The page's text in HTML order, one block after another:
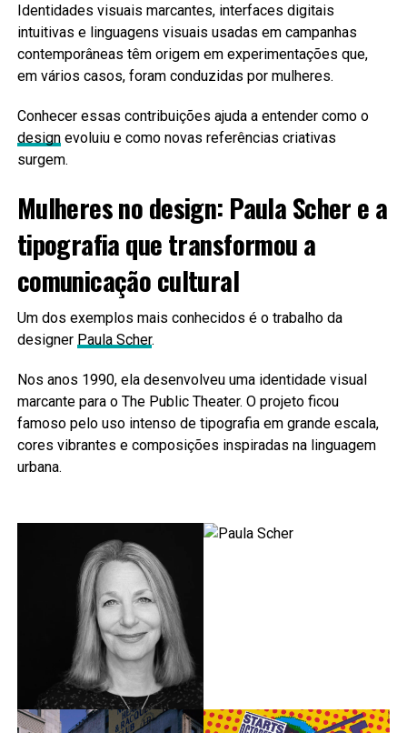
Identidades visuais marcantes, interfaces digitais
intuitivas e linguagens visuais usadas em campanhas
contemporâneas têm origem em experimentações que,
em vários casos, foram conduzidas por mulheres.
Conhecer essas contribuições ajuda a entender como o
designevoluiu e como novas referências criativas
surgem.
Mulheres no design: Paula Scher e a
tipografia que transformou a
comunicação cultural
Um dos exemplos mais conhecidos é o trabalho da
designer Paula Scher.
Nos anos 1990, ela desenvolveu uma identidade visual
marcante para o The Public Theater. O projeto ficou
famoso pelo uso intenso de tipografia em grande escala,
cores vibrantes e composições inspiradas na linguagem
urbana.